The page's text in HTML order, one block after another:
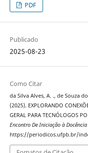
PDF
Publicado
2025-08-23
Como Citar
da Silva Alves, A. ., de Souza
(2025). EXPLORANDO
GERAL PARA TECNÓLOGOS
Encontro De Iniciação à Docência
https://periodicos.ufpb.br/